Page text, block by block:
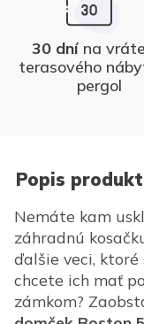
30 dnína
terasového
pergol
Popis
Nemáte kam
záhradnú
ďalšie veci, ktoré
chcete ich mať
zámkom?